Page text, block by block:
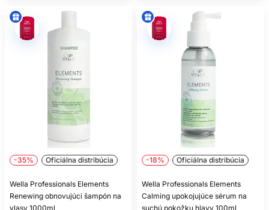
-35% Oficiálna distribúcia
Wella Professionals Elements
Renewing obnovujúci šampón na
vlasy 1000ml
-18% Oficiálna distribúcia
Wella Professionals Elements
Calming upokojujúce sérum na
suchú pokožku hlavy 100ml